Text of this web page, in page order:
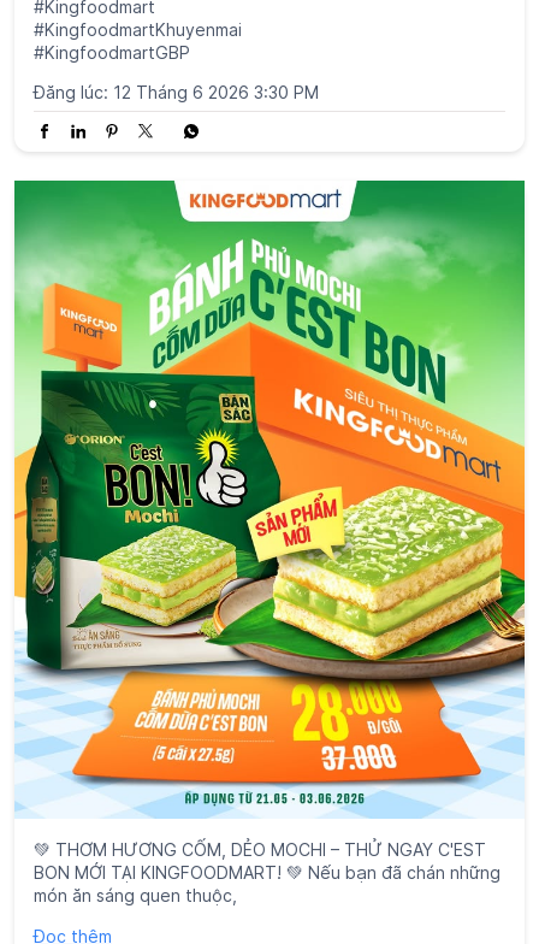
#Kingfoodmart
#KingfoodmartKhuyenmai
#KingfoodmartGBP
Đăng lúc: 12 Tháng 6 2026 3:30 PM
💚 THƠM HƯƠNG CỐM, DẺO MOCHI – THỬ NGAY C'EST
BON MỚI TẠI KINGFOODMART! 💚 Nếu bạn đã chán những
món ăn sáng quen thuộc,
Đọc thêm